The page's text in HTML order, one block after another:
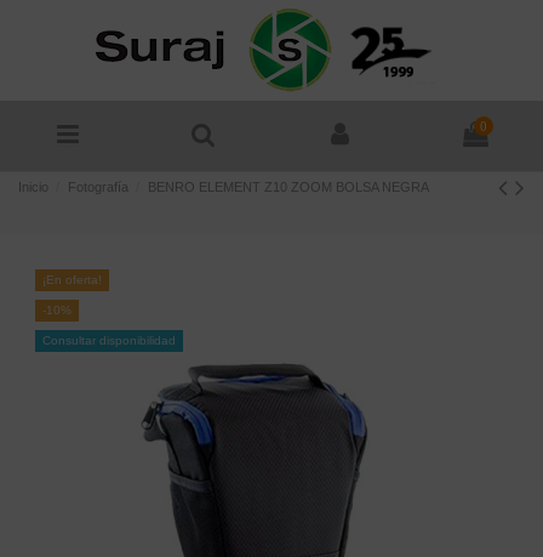
0
Inicio Fotografía BENRO ELEMENT Z10 ZOOM BOLSA NEGRA
¡En oferta!
-10%
Consultar disponibilidad